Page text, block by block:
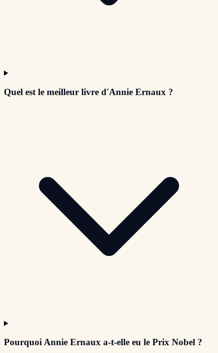
Quel est le meilleur livre d'Annie Ernaux ?
Pourquoi Annie Ernaux a-t-elle eu le Prix Nobel ?